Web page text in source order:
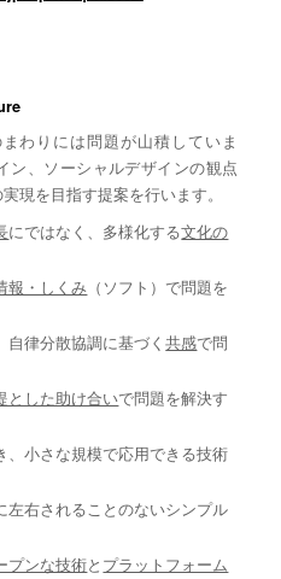
わりには問題が山積していま
ン、ソーシャルデザインの観点
現を目指す提案を行います。
にではなく、多様化する文化の
報・しくみ （ソフト）で問題を
自律分散協調に基づく共感で問
とした助け合いで問題を解決す
、小さな規模で応用できる技術
左右されることのないシンプル
プンな技術と プラットフォーム